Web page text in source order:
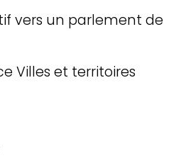
vers un parlement de
Villes et territoires
lieu